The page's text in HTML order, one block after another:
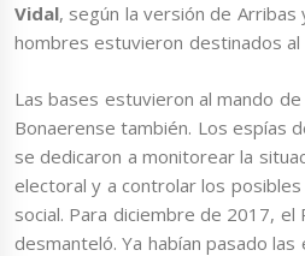
Vidal, según la versión de Arribas
hombres estuvieron destinados al
Las bases estuvieron al mando
Bonaerense también. Los espías
se dedicaron a monitorear la
electoral y a controlar los
social. Para diciembre de 2017, el
desmanteló. Ya habían pasado